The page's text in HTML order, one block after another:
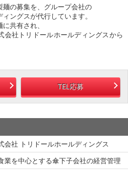
麺の募集を、グループ会社の
ングスが代行しています。
共有され、
会社トリドールホールディングスから
TEL応募
会社 トリドールホールディングス
業を中心とする傘下子会社の経営管理